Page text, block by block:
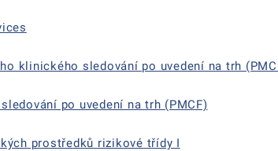
klinického sledování po uvedení na trh
po uvedení na trh (PMCF)
prostředků rizikové třídy I